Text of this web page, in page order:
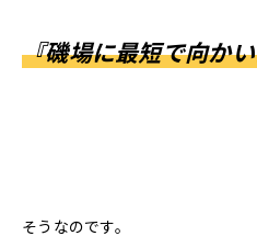
『磯場に最短で向か
そうなのです。